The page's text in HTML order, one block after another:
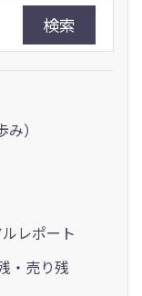
検索
）
レポート
・売り残